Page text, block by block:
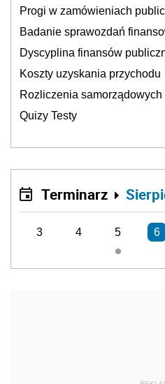
Progi w zamówieniach
Badanie sprawozdań
Dyscyplina finansów
Koszty uzyskania przychodu
Rozliczenia samorządowych
Quizy Testy
Terminarz
3 4 5 6